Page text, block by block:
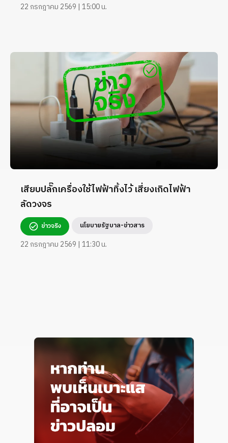
22 กรกฎาคม 2569 | 15:00 น.
เสียบปลั๊กเครื่องใช้ไฟฟ้าทิ้งไว้ เสี่ยงเกิดไฟฟ้า
ลัดวงจร
ข่าวจริง นโยบายรัฐบาล-ข่าวสาร
22 กรกฎาคม 2569 | 11:30 น.